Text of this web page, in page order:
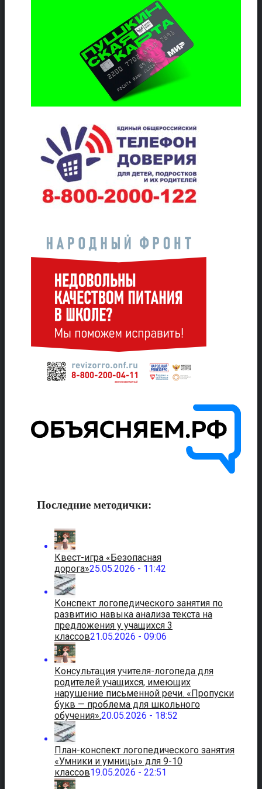
Последние методички:
Квест-игра «Безопасная
дорога»25.05.2026 - 11:42
Конспект логопедического занятия по
развитию навыка анализа текста на
предложения у учащихся 3
классов21.05.2026 - 09:06
Консультация учителя-логопеда для
родителей учащихся, имеющих
нарушение письменной речи. «Пропуски
букв — проблема для школьного
обучения».20.05.2026 - 18:52
План-конспект логопедического занятия
«Умники и умницы» для 9-10
классов19.05.2026 - 22:51